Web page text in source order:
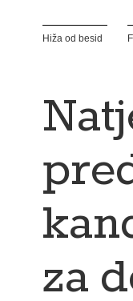
Hiža od besid
za